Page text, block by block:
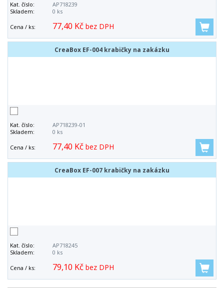
Kat. číslo:
AP718239
Skladem:
0 ks
Cena / ks: 77,40 Kč bez DPH
CreaBox EF-004 krabičky na zakázku
Kat. číslo:
AP718239-01
Skladem:
0 ks
Cena / ks: 77,40 Kč bez DPH
CreaBox EF-007 krabičky na zakázku
Kat. číslo:
AP718245
Skladem:
0 ks
Cena / ks: 79,10 Kč bez DPH